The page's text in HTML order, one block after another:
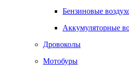
Бензиновые
Аккумуляторные
Дровоколы
Мотобуры